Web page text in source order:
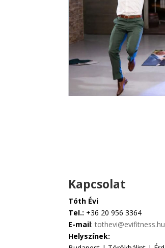
Kapcsolat
Tóth Évi
Tel.: +36 20 956 3364
E-mail:tothevi@evifitness.hu
Helyszínek: